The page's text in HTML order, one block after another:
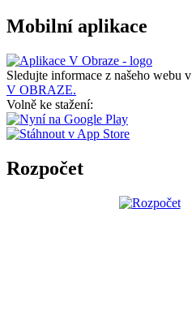
Mobilní aplikace
Sledujte informace z našeho webu v
V OBRAZE.
Volně ke stažení:
Rozpočet